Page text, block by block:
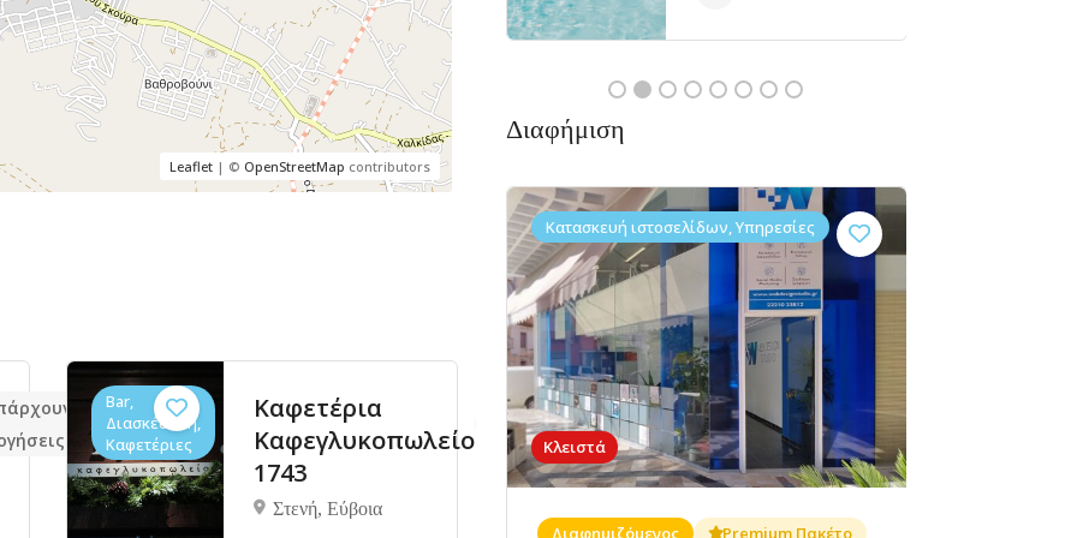
Leaflet| © OpenStreetMap contributors
ακόμαΦαγητό,
Φούρνοι
Φούρνος
Σταθμός
Γεύση
γεωργιου
Δεν υπάρχουν ακόμα
αξιολογήσεις
Ταβέρνες,
Φαγητό
Ταβέρνα
ο Ρένος
Αντωνίου
Xαλκίδα
Δεν υπάρχουν ακόμα
αξιολογήσεις
Διαφήμιση
Κλειστά
Κατασκευή ιστοσελίδων, Υπηρεσίες
Διαφημιζόμενος Premium Πακέτο